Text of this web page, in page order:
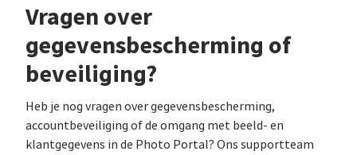
Vragen over
gegevensbescherming of
beveiliging?
Heb je nog vragen over gegevensbescherming,
accountbeveiliging of de omgang met beeld- en
klantgegevens in de Photo Portal? Ons supportteam